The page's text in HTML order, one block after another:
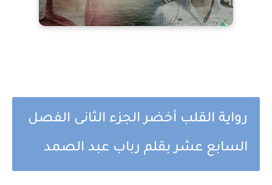
رواية القلب أخضر الجزء الثانى الفصل
السابع عشر بقلم رباب عبد الصمد